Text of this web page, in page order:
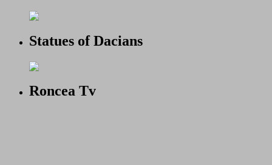
Statues of Dacians
Roncea Tv